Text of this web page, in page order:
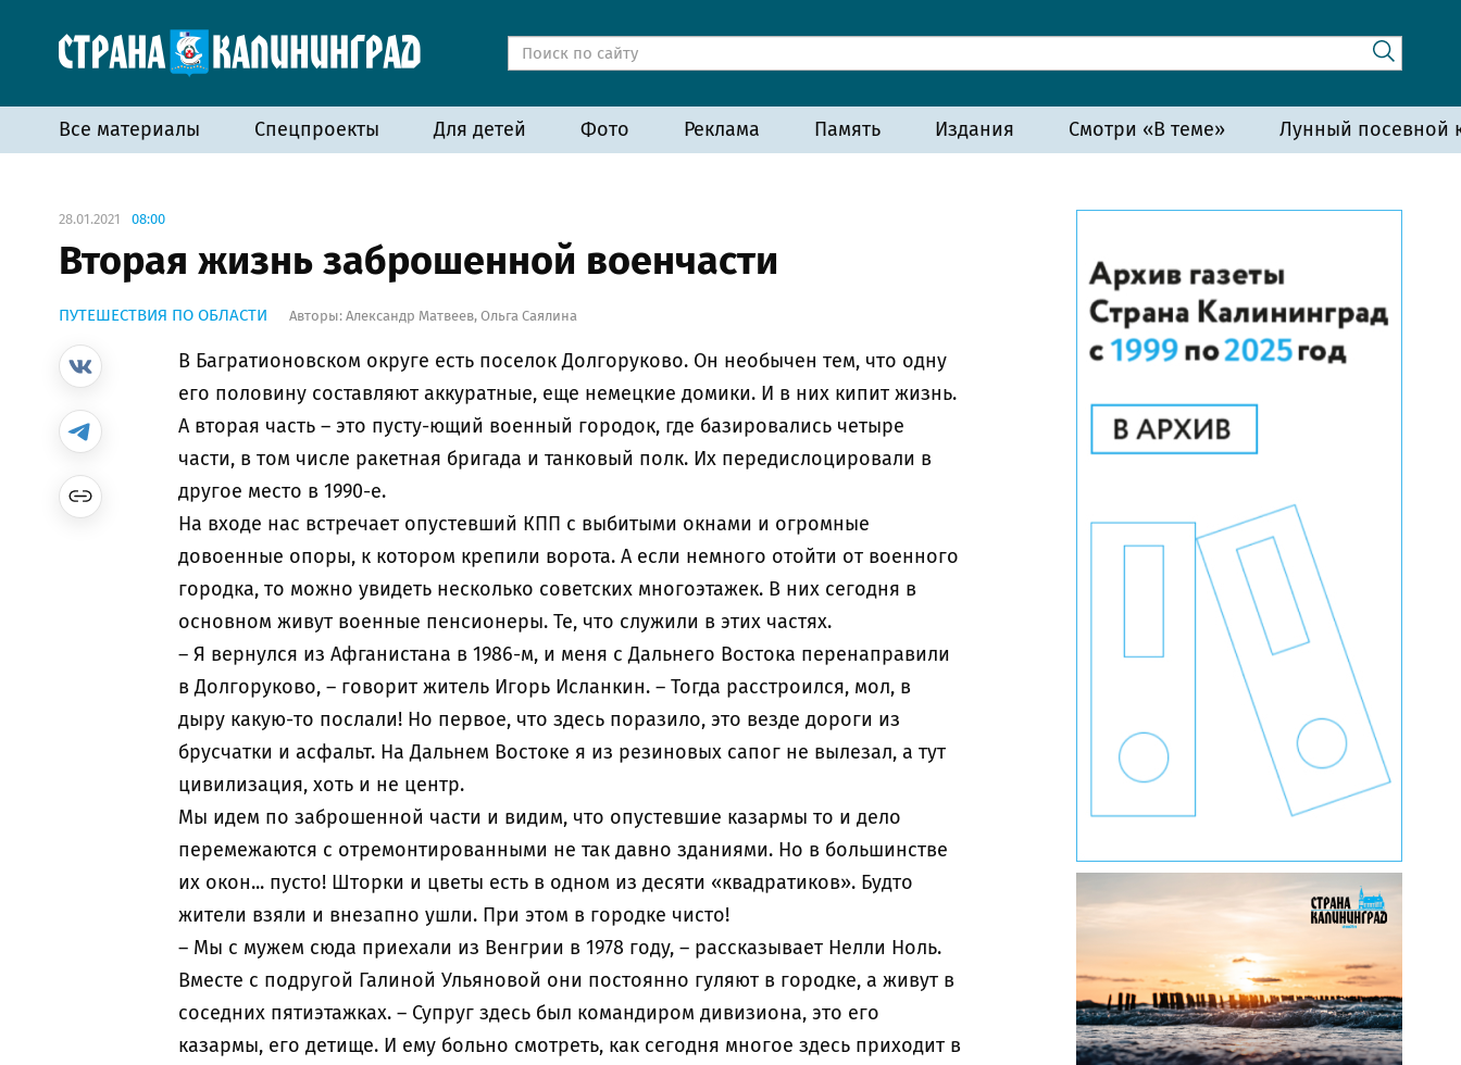
Все материалы Спецпроекты Для детей Фото Реклама Память Издания Смотри «В теме» Лунный посевной
28.01.2021 08:00
Вторая жизнь заброшенной военчасти
ПУТЕШЕСТВИЯ ПО ОБЛАСТИ Авторы: Александр Матвеев, Ольга Саялина
В Багратионовском округе есть поселок Долгоруково. Он необычен тем, что одну
его половину составляют аккуратные, еще немецкие домики. И в них кипит жизнь.
А вторая часть – это пусту-ющий военный городок, где базировались четыре
части, в том числе ракетная бригада и танковый полк. Их передислоцировали в
другое место в 1990-е.
На входе нас встречает опустевший КПП с выбитыми окнами и огромные
довоенные опоры, к котором крепили ворота. А если немного отойти от военного
городка, то можно увидеть несколько советских многоэтажек. В них сегодня в
основном живут военные пенсионеры. Те, что служили в этих частях.
– Я вернулся из Афганистана в 1986-м, и меня с Дальнего Востока перенаправили
в Долгоруково, – говорит житель Игорь Исланкин. – Тогда расстроился, мол, в
дыру какую-то послали! Но первое, что здесь поразило, это везде дороги из
брусчатки и асфальт. На Дальнем Востоке я из резиновых сапог не вылезал, а тут
цивилизация, хоть и не центр.
Мы идем по заброшенной части и видим, что опустевшие казармы то и дело
перемежаются с отремонтированными не так давно зданиями. Но в большинстве
их окон... пусто! Шторки и цветы есть в одном из десяти «квадратиков». Будто
жители взяли и внезапно ушли. При этом в городке чисто!
– Мы с мужем сюда приехали из Венгрии в 1978 году, – рассказывает Нелли Ноль.
Вместе с подругой Галиной Ульяновой они постоянно гуляют в городке, а живут в
соседних пятиэтажках. – Супруг здесь был командиром дивизиона, это его
казармы, его детище. И ему больно смотреть, как сегодня многое здесь приходит в